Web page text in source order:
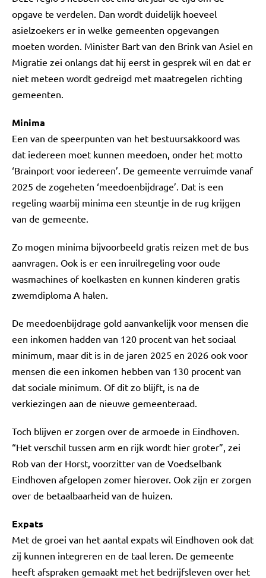
opgave te verdelen. Dan wordt duidelijk hoeveel
asielzoekers er in welke gemeenten opgevangen
moeten worden. Minister Bart van den Brink van Asiel en
Migratie zei onlangs dat hij eerst in gesprek wil en dat er
niet meteen wordt gedreigd met maatregelen richting
gemeenten.
Minima
Een van de speerpunten van het bestuursakkoord was
dat iedereen moet kunnen meedoen, onder het motto
‘Brainport voor iedereen’. De gemeente verruimde vanaf
2025 de zogeheten ‘meedoenbijdrage’. Dat is een
regeling waarbij minima een steuntje in de rug krijgen
van de gemeente.
Zo mogen minima bijvoorbeeld gratis reizen met de bus
aanvragen. Ook is er een inruilregeling voor oude
wasmachines of koelkasten en kunnen kinderen gratis
zwemdiploma A halen.
De meedoenbijdrage gold aanvankelijk voor mensen die
een inkomen hadden van 120 procent van het sociaal
minimum, maar dit is in de jaren 2025 en 2026 ook voor
mensen die een inkomen hebben van 130 procent van
dat sociale minimum. Of dit zo blijft, is na de
verkiezingen aan de nieuwe gemeenteraad.
Toch blijven er zorgen over de armoede in Eindhoven.
“Het verschil tussen arm en rijk wordt hier groter”, zei
Rob van der Horst, voorzitter van de Voedselbank
Eindhoven afgelopen zomer hierover. Ook zijn er zorgen
over de betaalbaarheid van de huizen.
Expats
Met de groei van het aantal expats wil Eindhoven ook dat
zij kunnen integreren en de taal leren. De gemeente
heeft afspraken gemaakt met het bedrijfsleven over het